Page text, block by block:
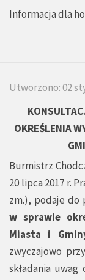
Informacja dla
Utworzono: 02
OKREŚLENIA
Burmistrz
20 lipca 2017 r.
zm.), podaje do
w sprawie
Miasta i
zwyczajowo
składania